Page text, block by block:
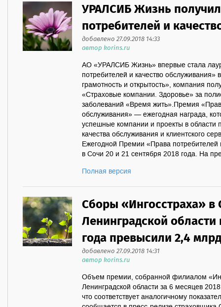
УРАЛСИБ Жизнь
потребителей и
добавлено 27.09.2018 14:33
автор korins.ru
АО «УРАЛСИБ Жизнь» впервые стала
потребителей и качество
грамотность и открытость», компания
«Страховые компании. Здоровье» за
заболеваний «Время жить».Премия
обслуживания» — ежегодная награда,
успешные компании и проекты в области
качества обслуживания и клиентского
Ежегодной Премии «Права потребителей
в Сочи 20 и 21 сентября 2018 года. На
Полная версия
Сборы «Ингосстраха» в
Ленинградской области
года превысили 2,4
добавлено 27.09.2018 14:31
автор korins.ru
Объем премии, собранной филиалом
Ленинградской области за 6 месяцев
что соответствует аналогичному